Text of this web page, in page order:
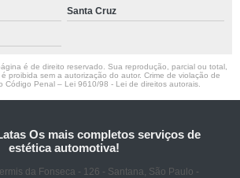
Santa Cruz
é de direito reservado. Sua reprodução, parcial ou total,
proibida sem a autorização do autor. Crime de violação de
Código Penal – Lei 9610/98 - Lei de direitos autorais
Os mais completos serviços de
estética automotiva!
da Fonseca - 126 - Santana, São Paulo -